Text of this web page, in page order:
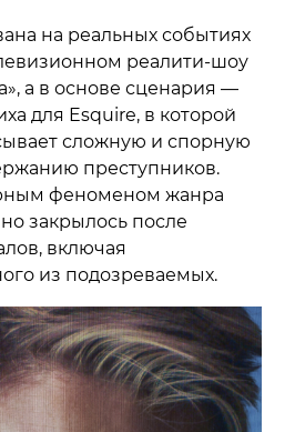
на реальных событиях
реалити-шоу
а в основе сценария —
для Esquire, в которой
сложную и спорную
преступников.
феноменом жанра
закрылось после
включая
из подозреваемых.